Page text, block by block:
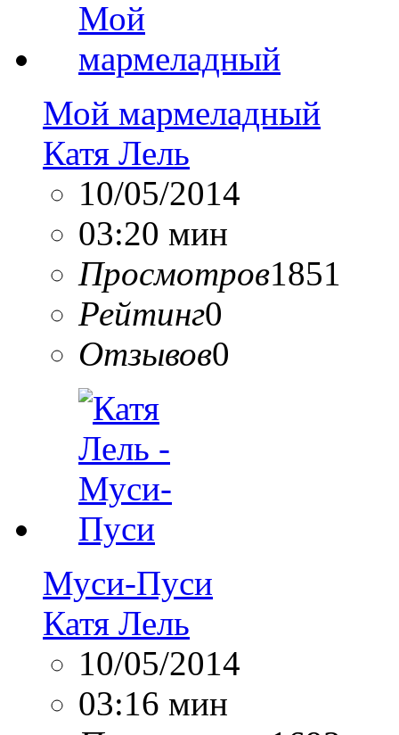
Мой мармеладный
Катя Лель
10/05/2014
03:20 мин
Просмотров1851
Рейтинг0
Отзывов0
Муси-Пуси
Катя Лель
10/05/2014
03:16 мин